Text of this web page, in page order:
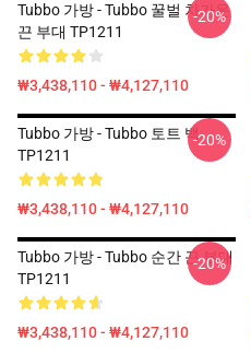
Tubbo 가방 - Tubbo 꿀벌 차가운
끈 부대 TP1211
₩3,438,110 - ₩4,127,110
-20%
Tubbo 가방 - Tubbo 토트 백
TP1211
₩3,438,110 - ₩4,127,110
-20%
Tubbo 가방 - Tubbo 순간 끈 부대
TP1211
₩3,438,110 - ₩4,127,110
-20%